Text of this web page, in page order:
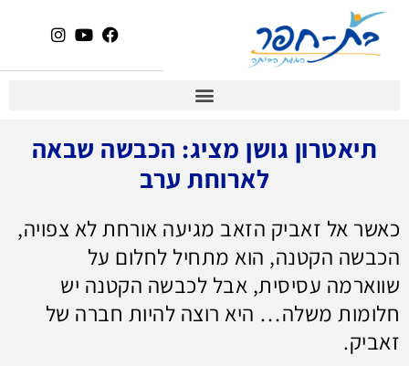
תיאטרון גושן מציג: הכבשה שבאה
לארוחת ערב
כאשר אל זאביק הזאב מגיעה אורחת לא צפויה,
הכבשה הקטנה, הוא מתחיל לחלום על
שווארמה עסיסית, אבל לכבשה הקטנה יש
חלומות משלה… היא רוצה להיות חברה של
זאביק.